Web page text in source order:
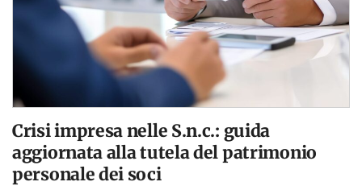
Crisi impresa nelle S.n.c.: guida
aggiornata alla tutela del patrimonio
personale dei soci